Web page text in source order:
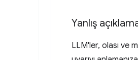
Yanlış
LLM'ler, olası ve